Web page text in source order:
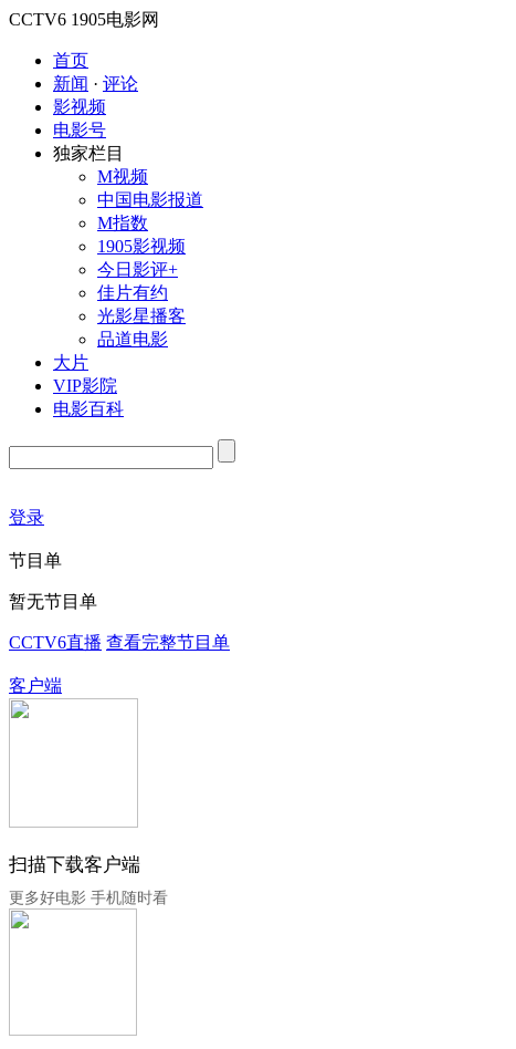
CCTV6 1905电影网
首页
新闻 · 评论
影视频
电影号
独家栏目
M视频
中国电影报道
M指数
1905影视频
今日影评+
佳片有约
光影星播客
品道电影
大片
VIP影院
电影百科
登录
节目单
暂无节目单
CCTV6直播 查看完整节目单
客户端
扫描下载客户端
更多好电影 手机随时看